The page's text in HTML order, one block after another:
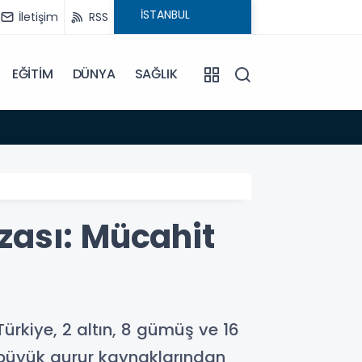
İletişim RSS
EĞİTİM DÜNYA SAĞLIK
Mücahit
2 altın, 8 gümüş ve 16
gurur kaynaklarından